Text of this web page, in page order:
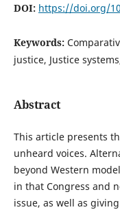
DOI: https://doi.org/
Keywords:
justice, Justice
Abstract
This article presents
unheard voices.
beyond Western
in that Congress and
issue, as well as